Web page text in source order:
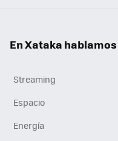
En Xataka
Streaming
Espacio
Energía